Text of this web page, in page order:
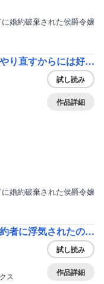
婚約破棄された侯爵令嬢
聖女の力で婚約者を奪われたけど、やり直すからには好きにはさせない【電子限定特典付き】
試し読み
作品詳細
婚約破棄された侯爵令嬢
明日、結婚式なんですけど！？～婚約者に浮気されたので過去に戻って人生やりなおします～（アリアンローズコミックス）
ス
試し読み
作品詳細